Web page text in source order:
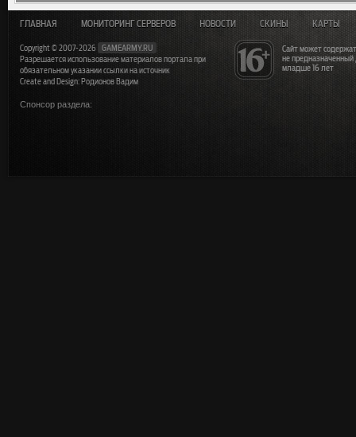
Сайт может
не
младше 16 лет
ГЛАВНАЯ МОНИТОРИНГ СЕРВЕРОВ НОВОСТИ СКИНЫ КАРТЫ
Copyright © 2007-2026
GAMEARMY.RU
Разрешается использование материалов портала при
обязательном указании ссылки на источник
Create and Design: Родионов Вадим
Спонсор раздела: